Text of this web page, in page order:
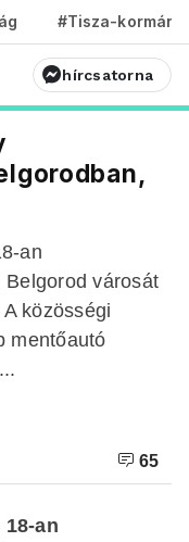
#Tisza-kormány
hírcsatorna
an
városát
közösségi
mentőautó
65
an